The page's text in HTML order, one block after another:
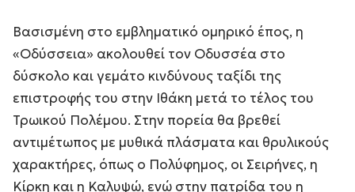
Βασισμένη στο εμβληματικό ομηρικό έπος, η
«Οδύσσεια» ακολουθεί τον Οδυσσέα στο
δύσκολο και γεμάτο κινδύνους ταξίδι της
επιστροφής του στην Ιθάκη μετά το τέλος του
Τρωικού Πολέμου. Στην πορεία θα βρεθεί
αντιμέτωπος με μυθικά πλάσματα και θρυλικούς
χαρακτήρες, όπως ο Πολύφημος, οι Σειρήνες, η
Κίρκη και η Καλυψώ, ενώ στην πατρίδα του η